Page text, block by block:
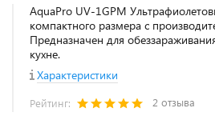
AquaPro UV-1GPM
компактного размера с
Предназначен для
кухне.
Характеристики
Рейтинг: 2 отзыва